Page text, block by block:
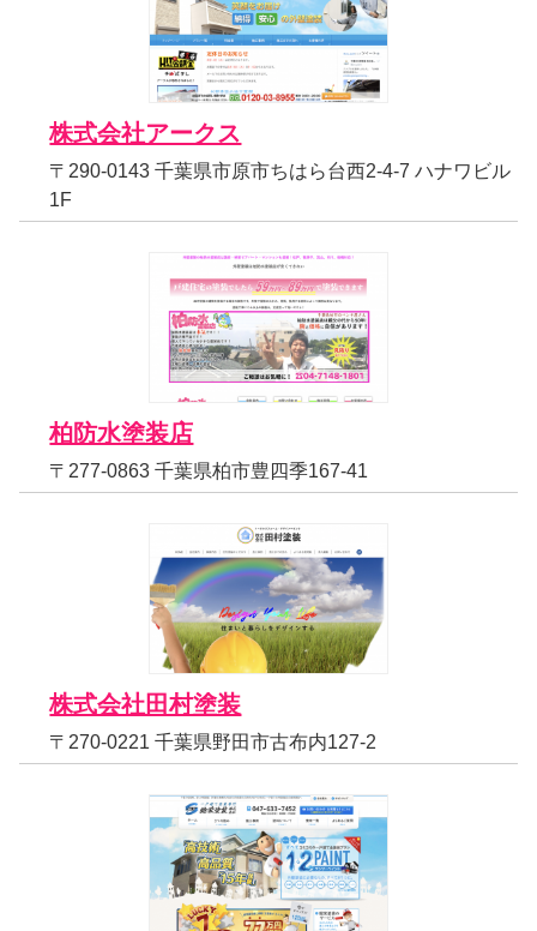
株式会社アークス
〒290-0143 千葉県市原市ちはら台西2-4-7 ハナワビル
1F
柏防水塗装店
〒277-0863 千葉県柏市豊四季167-41
株式会社田村塗装
〒270-0221 千葉県野田市古布内127-2